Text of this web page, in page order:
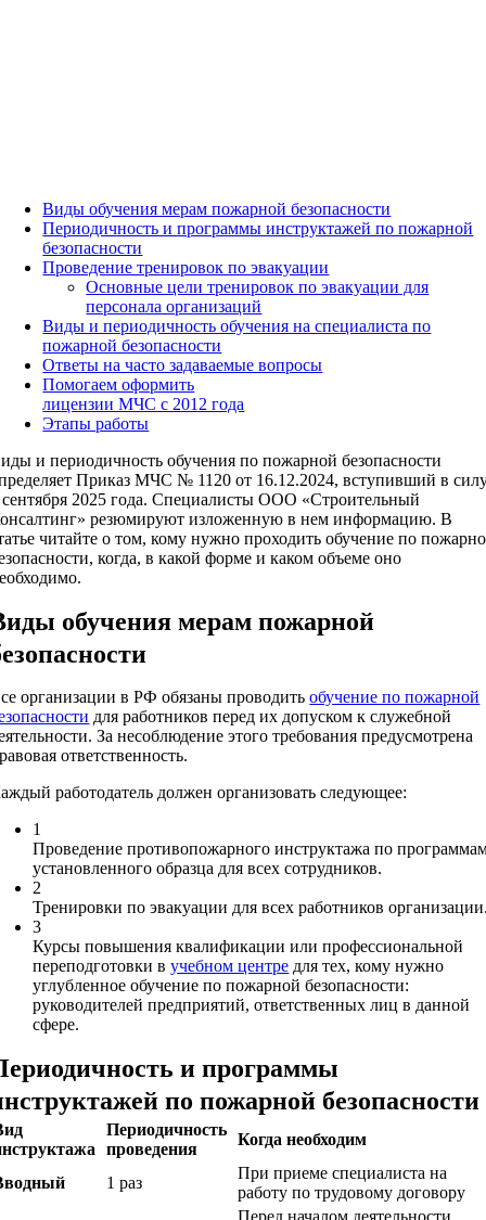
Виды обучения мерам пожарной безопасности
Периодичность и программы инструктажей по пожарной
безопасности
Проведение тренировок по эвакуации
Основные цели тренировок по эвакуации для
персонала организаций
Виды и периодичность обучения на специалиста по
пожарной безопасности
Ответы на часто задаваемые вопросы
Помогаем оформить
лицензии МЧС с 2012 года
Этапы работы
и периодичность обучения по пожарной безопасности
Приказ МЧС № 1120 от 16.12.2024, вступивший в
сентября 2025 года. Специалисты ООО «Строительный
резюмируют изложенную в нем информацию. В
читайте о том, кому нужно проходить обучение по
когда, в какой форме и каком объеме оно
обучения мерам пожарной
организации в РФ обязаны проводитьобучение по пожарной
для работников перед их допуском к служебной
За несоблюдение этого требования предусмотрена
ответственность.
работодатель должен организовать следующее:
1
Проведение противопожарного инструктажа по
установленного образца для всех сотрудников.
2
Тренировки по эвакуации для всех работников
3
Курсы повышения квалификации или профессиональной
переподготовки вучебном центре для тех, кому нужно
углубленное обучение по пожарной безопасности:
руководителей предприятий, ответственных лиц в данной
сфере.
и программы
по пожарной безопасности
Периодичность
проведения
Когда необходим
1 раз
При приеме специалиста на
работу по трудовому договору
Перед началом деятельности